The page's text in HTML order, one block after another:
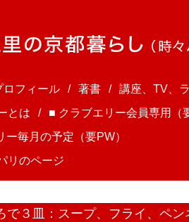
ロフィール 著書
講座、TV、
とは
■ クラブエリー会員専用（
ー毎月の予定（要PW）
のページ
で３皿：スープ、フライ、ペン